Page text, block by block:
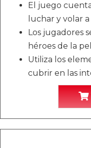
El juego
luchar y volar
Los jugadores
héroes de la
Utiliza los
cubrir en las